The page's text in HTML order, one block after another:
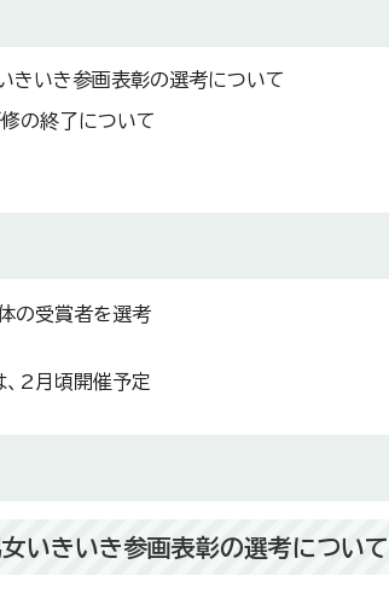
きいき参画表彰の選考について
の終了について
の受賞者を選考
2月頃開催予定
いきいき参画表彰の選考について